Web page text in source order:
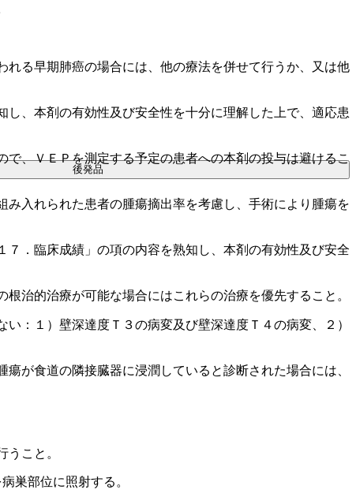
る早期肺癌の場合には、他の療法を併せて行うか、又は他
、本剤の有効性及び安全性を十分に理解した上で、適応患
、ＶＥＰを測定する予定の患者への本剤の投与は避けるこ
入れられた患者の腫瘍摘出率を考慮し、手術により腫瘍を
．臨床成績」の項の内容を熟知し、本剤の有効性及び安全
治的治療が可能な場合にはこれらの治療を優先すること。
：１）壁深達度Ｔ３の病変及び壁深達度Ｔ４の病変、２）
が食道の隣接臓器に浸潤していると診断された場合には、
こと。
後発品
巣部位に照射する。